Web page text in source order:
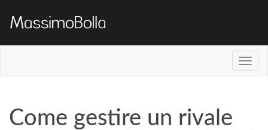
Come gestire un rivale